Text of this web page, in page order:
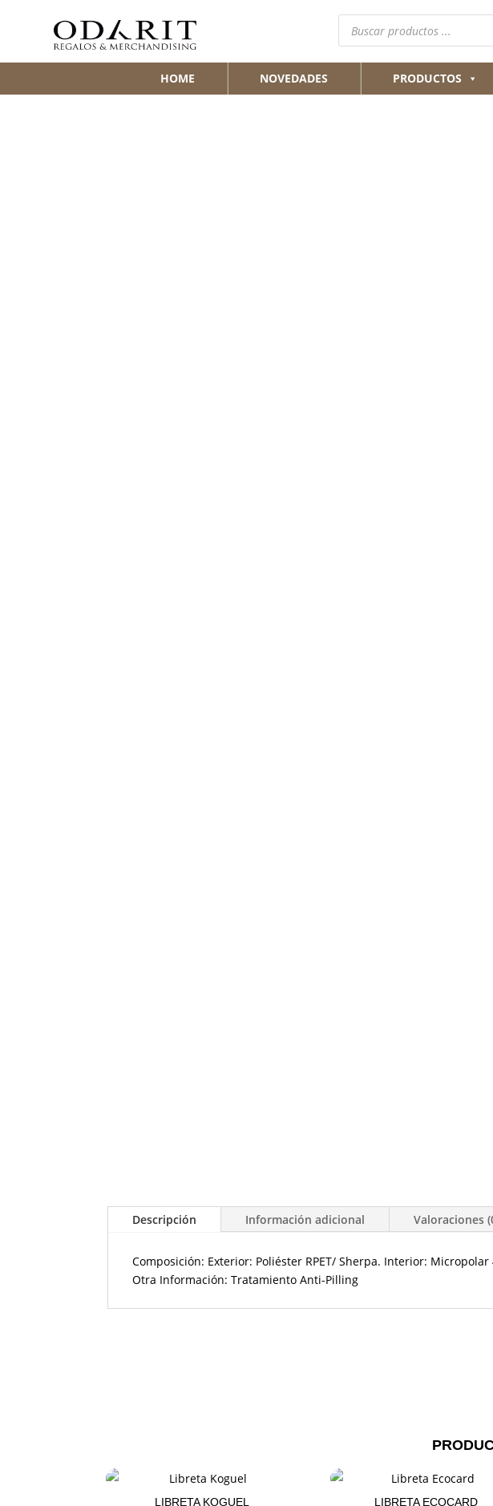
Búsqueda
productos
HOME NOVEDADES PRODUCTOS
Descripción Información adicional Valoraciones
Composición: Exterior: Poliéster RPET/ Sherpa. Interior: Micropolar
Otra Información: Tratamiento Anti-Pilling
LIBRETA KOGUEL
LIBRETA ECOCARD